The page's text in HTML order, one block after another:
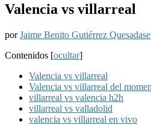
Valencia vs villarreal
porJaime Benito Gutiérrez Quesada
Contenidos [ocultar]
Valencia vs villarreal
Valencia vs villarreal del
villarreal vs valencia h2h
villarreal vs valladolid
valencia vs villarreal en vivo